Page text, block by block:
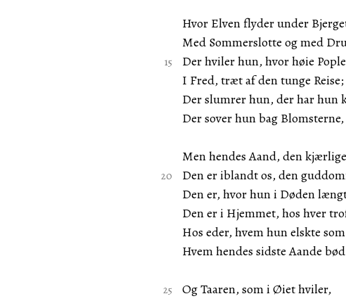
Hvor Elven flyder under
Med Sommerslotte og med
Der hviler hun, hvor høie
I Fred, træt af den tunge Reise;
Der slumrer hun, der har hun
Der sover hun bag
Men hendes Aand, den
Den er iblandt os, den
Den er, hvor hun i Døden
Den er i Hjemmet, hos hver
Hos eder, hvem hun elskte
Hvem hendes sidste Aande
Og Taaren, som i Øiet hviler,